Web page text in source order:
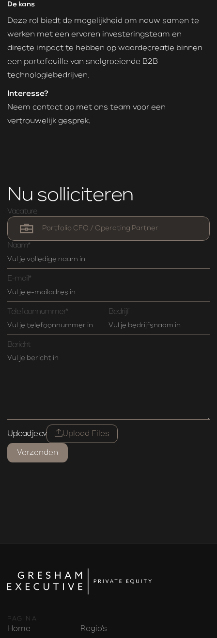
De kans
Deze rol biedt de mogelijkheid om nauw samen te
werken met een ervaren investeringsteam en
directe impact te hebben op waardecreatie binnen
een portefeuille van snelgroeiende B2B
technologiebedrijven.
Interesse?
Neem contact op met ons team voor een
vertrouwelijk gesprek.
Nu solliciteren
Vacature
Naam*
E-mail*
Telefoonnummer* Bedrijf
Bericht
Upload je cv Upload Files
PAGINA
Home Regio's